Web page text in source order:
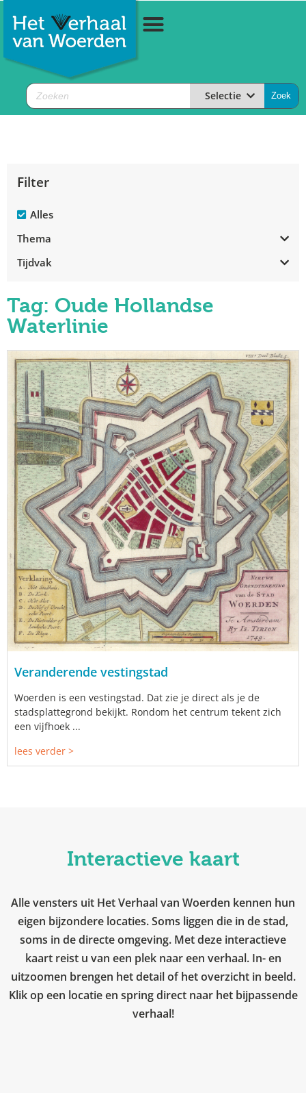
Selectie
Filter
Alles
Thema
Tijdvak
Tag: Oude Hollandse
Waterlinie
Veranderende vestingstad
Woerden is een vestingstad. Dat zie je direct als je de
stadsplattegrond bekijkt. Rondom het centrum tekent zich
een vijfhoek ...
lees verder >
Interactieve kaart
Alle vensters uit Het Verhaal van Woerden kennen hun
eigen bijzondere locaties. Soms liggen die in de stad,
soms in de directe omgeving. Met deze interactieve
kaart reist u van een plek naar een verhaal. In- en
uitzoomen brengen het detail of het overzicht in beeld.
Klik op een locatie en spring direct naar het bijpassende
verhaal!